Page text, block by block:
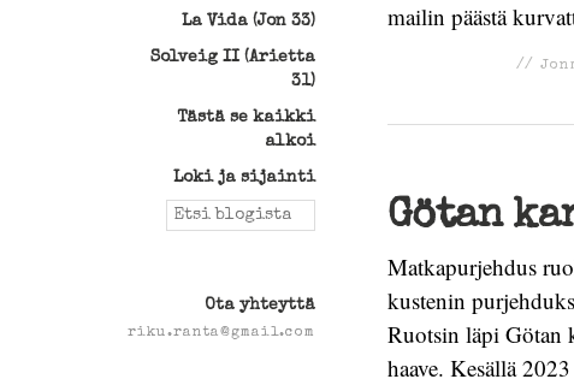
La Vida (Jon 33)
Solveig II (Arietta
31)
Tästä se kaikki
alkoi
Loki ja sijainti
Search
for:
mailin päästä
//
Götan
Matkapurjehdus
kustenin
Ruotsin läpi Götan
haave. Kesällä
Ota yhteyttä
riku.ranta@gmail.com